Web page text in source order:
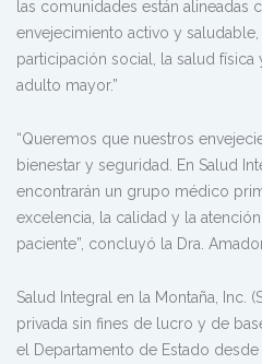
las comunidades están alineadas
envejecimiento activo y
participación social, la salud
adulto mayor.”
“Queremos que nuestros
bienestar y seguridad. En Salud
encontrarán un grupo médico
excelencia, la calidad y la
paciente”, concluyó la Dra.
Salud Integral en la Montaña, Inc.
privada sin fines de lucro y de
el Departamento de Estado